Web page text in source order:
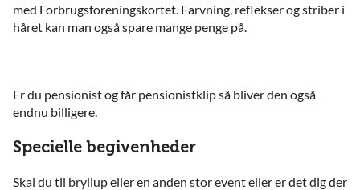
med Forbrugsforeningskortet. Farvning, reflekser og striber i
håret kan man også spare mange penge på.
Er du pensionist og får pensionistklip så bliver den også
endnu billigere.
Specielle begivenheder
Skal du til bryllup eller en anden stor event eller er det dig der